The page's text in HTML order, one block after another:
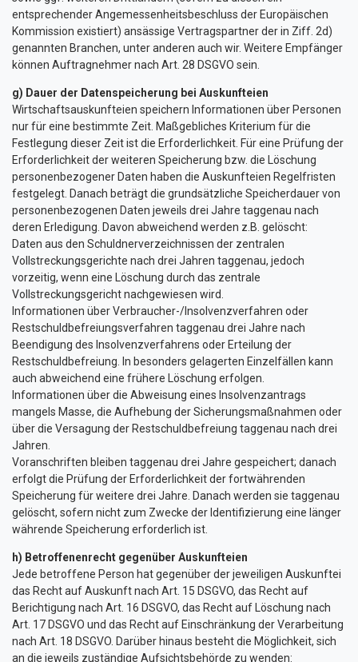
entsprechender Angemessenheitsbeschluss der Europäischen
Kommission existiert) ansässige Vertragspartner der in Ziff. 2d)
genannten Branchen, unter anderen auch wir. Weitere Empfänger
können Auftragnehmer nach Art. 28 DSGVO sein.
g) Dauer der Datenspeicherung bei Auskunfteien
Wirtschaftsauskunfteien speichern Informationen über Personen
nur für eine bestimmte Zeit. Maßgebliches Kriterium für die
Festlegung dieser Zeit ist die Erforderlichkeit. Für eine Prüfung der
Erforderlichkeit der weiteren Speicherung bzw. die Löschung
personenbezogener Daten haben die Auskunfteien Regelfristen
festgelegt. Danach beträgt die grundsätzliche Speicherdauer von
personenbezogenen Daten jeweils drei Jahre taggenau nach
deren Erledigung. Davon abweichend werden z.B. gelöscht:
Daten aus den Schuldnerverzeichnissen der zentralen
Vollstreckungsgerichte nach drei Jahren taggenau, jedoch
vorzeitig, wenn eine Löschung durch das zentrale
Vollstreckungsgericht nachgewiesen wird.
Informationen über Verbraucher-/Insolvenzverfahren oder
Restschuldbefreiungsverfahren taggenau drei Jahre nach
Beendigung des Insolvenzverfahrens oder Erteilung der
Restschuldbefreiung. In besonders gelagerten Einzelfällen kann
auch abweichend eine frühere Löschung erfolgen.
Informationen über die Abweisung eines Insolvenzantrags
mangels Masse, die Aufhebung der Sicherungsmaßnahmen oder
über die Versagung der Restschuldbefreiung taggenau nach drei
Jahren.
Voranschriften bleiben taggenau drei Jahre gespeichert; danach
erfolgt die Prüfung der Erforderlichkeit der fortwährenden
Speicherung für weitere drei Jahre. Danach werden sie taggenau
gelöscht, sofern nicht zum Zwecke der Identifizierung eine länger
währende Speicherung erforderlich ist.
h) Betroffenenrecht gegenüber Auskunfteien
Jede betroffene Person hat gegenüber der jeweiligen Auskunftei
das Recht auf Auskunft nach Art. 15 DSGVO, das Recht auf
Berichtigung nach Art. 16 DSGVO, das Recht auf Löschung nach
Art. 17 DSGVO und das Recht auf Einschränkung der Verarbeitung
nach Art. 18 DSGVO. Darüber hinaus besteht die Möglichkeit, sich
an die jeweils zuständige Aufsichtsbehörde zu wenden: